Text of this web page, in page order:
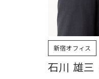
新宿オフィス
石川 雄三